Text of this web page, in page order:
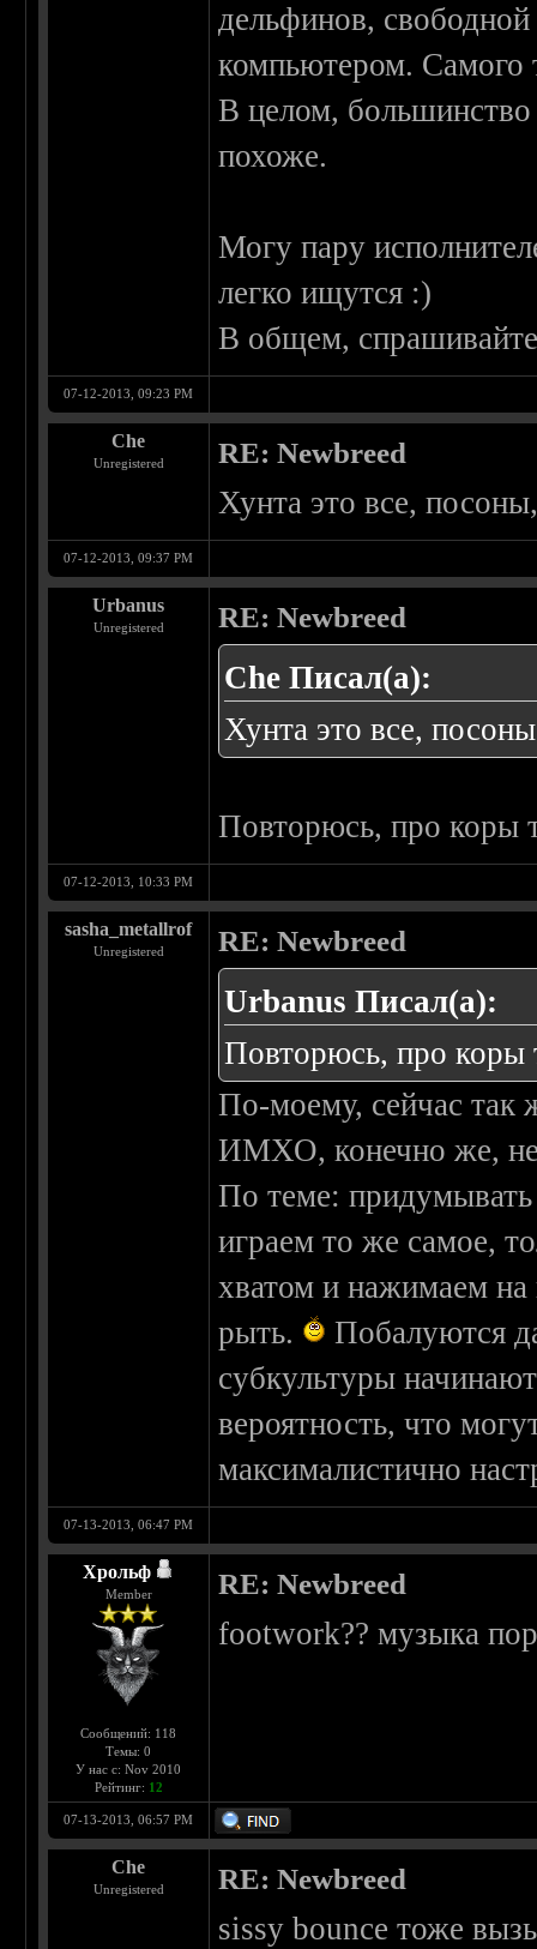
дельфинов,
компьютером. Самого
В целом,
похоже.
Могу пару
легко ищутся :)
В общем,
07-12-2013, 09:23 PM
Che
Unregistered RE: Newbreed
Хунта это все,
07-12-2013, 09:37 PM
Urbanus
Unregistered RE: Newbreed
Che Писал(а):
Хунта это все,
Повторюсь, про коры
07-12-2013, 10:33 PM
sasha_metallrof
Unregistered RE: Newbreed
Urbanus Писал(а):
Повторюсь, про коры
По-моему, сейчас так
ИМХО, конечно же, не
По теме:
играем то же самое,
хватом и нажимаем
рыть.
Побалуются
субкультуры
вероятность, что
максималистично
07-13-2013, 06:47 PM
Хрольф
Member
Сообщений: 118
Темы: 0
У нас с: Nov 2010
Рейтинг: 12
RE: Newbreed
footwork?? музыка
07-13-2013, 06:57 PM
Che
Unregistered RE: Newbreed
sissy bounce тоже